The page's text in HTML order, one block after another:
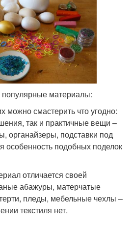
материалы:
можно смастерить что угодно:
так и практичные вещи –
органайзеры, подставки под
особенность подобных поделок
отличается своей
абажуры, матерчатые
пледы, мебельные чехлы –
текстиля нет.